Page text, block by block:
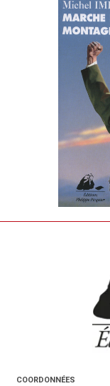
COORDONNÉES